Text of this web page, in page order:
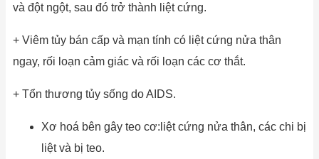
và đột ngột, sau đó trở thành liệt cứng.
+ Viêm tủy bán cấp và mạn tính có liệt cứng nửa thân
ngay, rối loạn cảm giác và rối loạn các cơ thắt.
+ Tổn thương tủy sống do AIDS.
Xơ hoá bên gây teo cơ:liệt cứng nửa thân, các chi bị
liệt và bị teo.